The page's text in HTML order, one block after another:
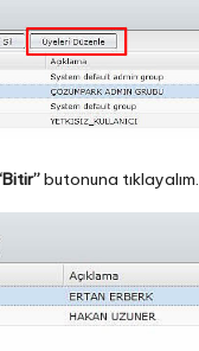
butonuna tıklayalım.